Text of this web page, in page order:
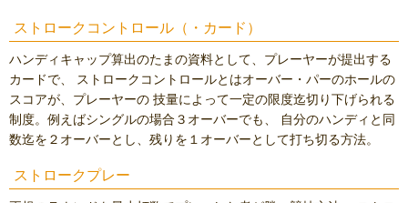
ストロークコントロール（・カード）
ハンディキャップ算出のたまの資料として、プレーヤーが提出する
カードで、 ストロークコントロールとはオーバー・パーのホールの
スコアが、プレーヤーの 技量によって一定の限度迄切り下げられる
制度。例えばシングルの場合３オーバーでも、 自分のハンディと同
数迄を２オーバーとし、残りを１オーバーとして打ち切る方法。
ストロークプレー